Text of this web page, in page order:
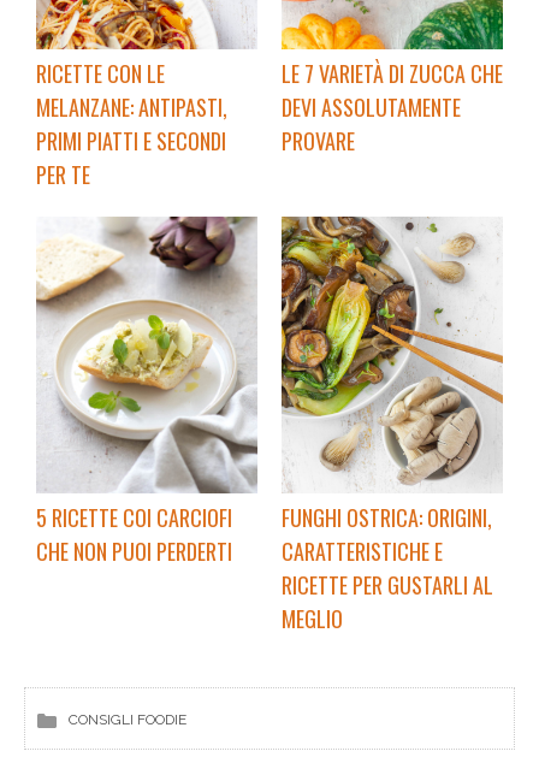
RICETTE CON LE
MELANZANE: ANTIPASTI,
PRIMI PIATTI E SECONDI
PER TE
LE 7 VARIETÀ DI ZUCCA CHE
DEVI ASSOLUTAMENTE
PROVARE
5 RICETTE COI CARCIOFI
CHE NON PUOI PERDERTI
FUNGHI OSTRICA: ORIGINI,
CARATTERISTICHE E
RICETTE PER GUSTARLI AL
MEGLIO
CONSIGLI FOODIE